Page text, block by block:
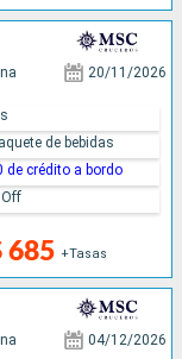
20/11/2026
685 +Tasas
de bebidas
de crédito a bordo
Off
04/12/2026